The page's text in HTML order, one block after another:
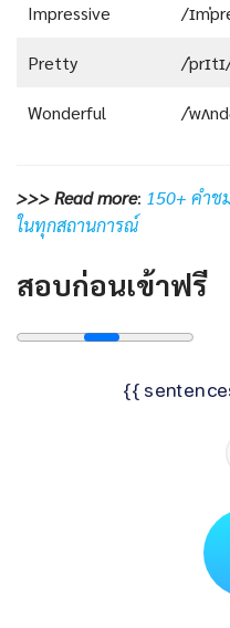
Impressive /
Pretty /
Wonderful /
>>> Read more: 150+ คำช
ในทุกสถานการณ์
สอบก่อนเข้าฟรี
{{